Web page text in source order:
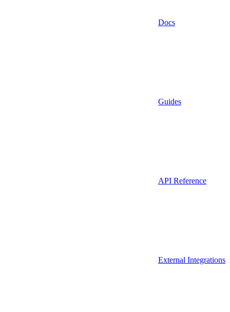
Docs
Guides
API Reference
External Integrations